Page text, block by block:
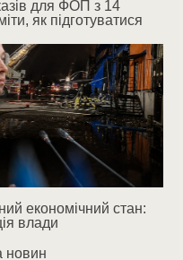
для ФОП з 14
як підготуватися
економічний стан:
влади
новин